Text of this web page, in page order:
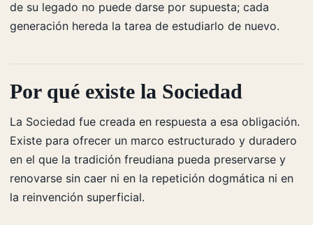
de su legado no puede darse por supuesta; cada
generación hereda la tarea de estudiarlo de nuevo.
Por qué existe la Sociedad
La Sociedad fue creada en respuesta a esa obligación.
Existe para ofrecer un marco estructurado y duradero
en el que la tradición freudiana pueda preservarse y
renovarse sin caer ni en la repetición dogmática ni en
la reinvención superficial.